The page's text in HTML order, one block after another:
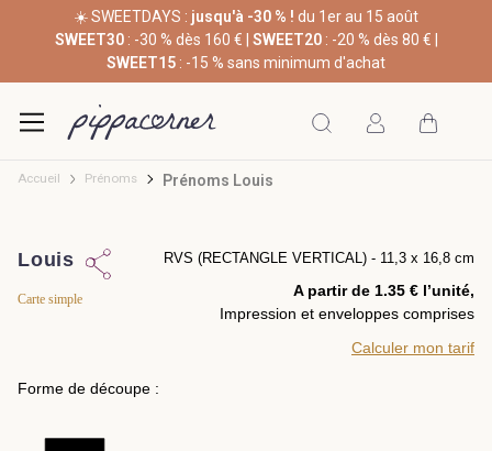
☀️ SWEETDAYS : jusqu'à -30 % ! du 1er au 15 août
SWEET30: -30 % dès 160 € | SWEET20: -20 % dès 80 € |
SWEET15 : -15 % sans minimum d'achat
Accueil Prénoms Prénoms Louis
Louis
Carte simple
RVS (RECTANGLE VERTICAL) - 11,3 x 16,8 cm
A partir de 1.35 € l’unité,
Impression et enveloppes comprises
Calculer mon tarif
Forme de découpe :